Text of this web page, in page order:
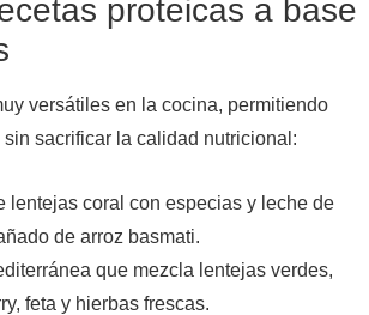
proteicas a base
versátiles en la cocina, permitiendo
sacrificar la calidad nutricional:
lentejas coral con especias y leche de
de arroz basmati.
que mezcla lentejas verdes,
feta y hierbas frescas.